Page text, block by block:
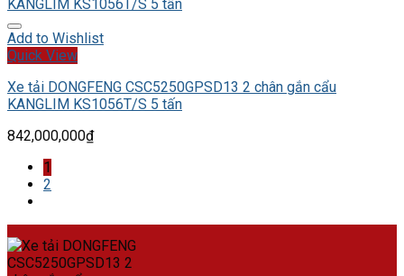
Add to Wishlist
Quick View
Xe tải DONGFENG CSC5250GPSD13 2 chân gắn cẩu
KANGLIM KS1056T/S 5 tấn
842,000,000₫
1
2